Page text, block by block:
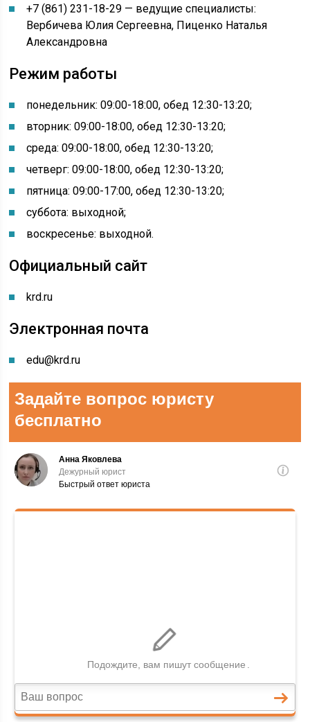
+7 (861) 231-18-29 — ведущие специалисты:
Вербичева Юлия Сергеевна, Пиценко Наталья
Александровна
Режим работы
понедельник: 09:00-18:00, обед 12:30-13:20;
вторник: 09:00-18:00, обед 12:30-13:20;
среда: 09:00-18:00, обед 12:30-13:20;
четверг: 09:00-18:00, обед 12:30-13:20;
пятница: 09:00-17:00, обед 12:30-13:20;
суббота: выходной;
воскресенье: выходной.
Официальный сайт
krd.ru
Электронная почта
edu@krd.ru